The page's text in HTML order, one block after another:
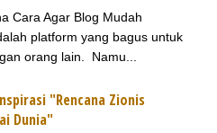
Cara Agar Blog Mudah
platform yang bagus untuk
orang lain. Namu...
"Rencana Zionis
Dunia"